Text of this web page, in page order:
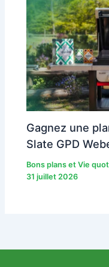
Gagnez une
Slate GPD
Bons plans et Vie
31 juillet 2026